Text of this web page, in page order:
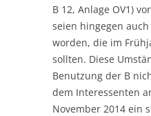
B 12, Anlage OV1)
seien hingegen
worden, die im
sollten. Diese
Benutzung der B
dem Interessenten
November 2014 ein